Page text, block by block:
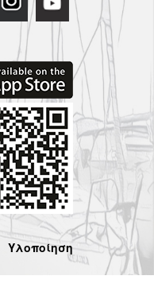
Υλοποίηση